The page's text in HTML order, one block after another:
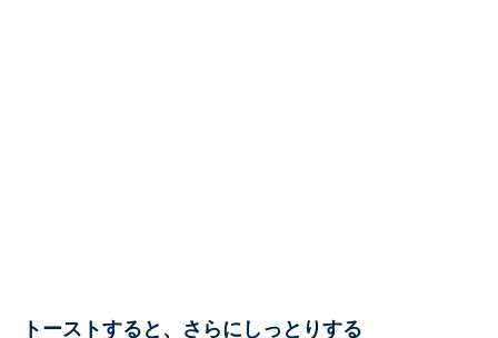
トーストすると、さらにしっとりする